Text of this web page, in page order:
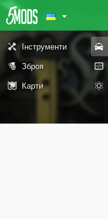
Інструменти
Зброя
Карти